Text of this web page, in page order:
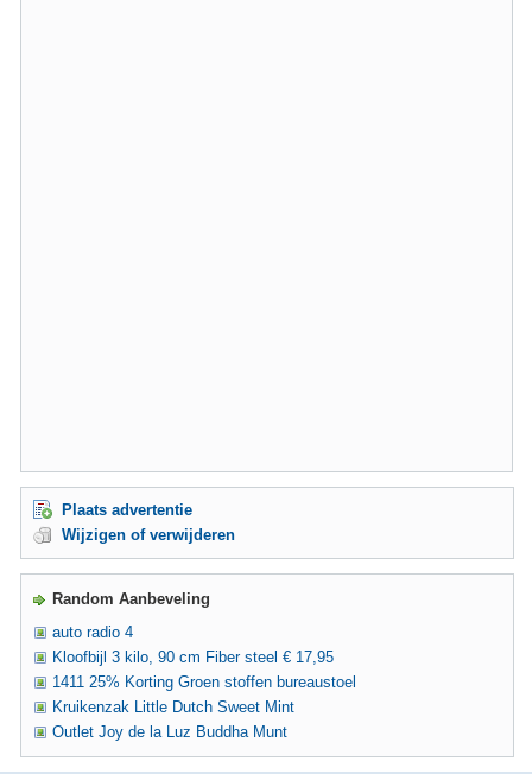
Plaats advertentie
Wijzigen of verwijderen
Random Aanbeveling
auto radio 4
Kloofbijl 3 kilo, 90 cm Fiber steel € 17,95
1411 25% Korting Groen stoffen bureaustoel
Kruikenzak Little Dutch Sweet Mint
Outlet Joy de la Luz Buddha Munt